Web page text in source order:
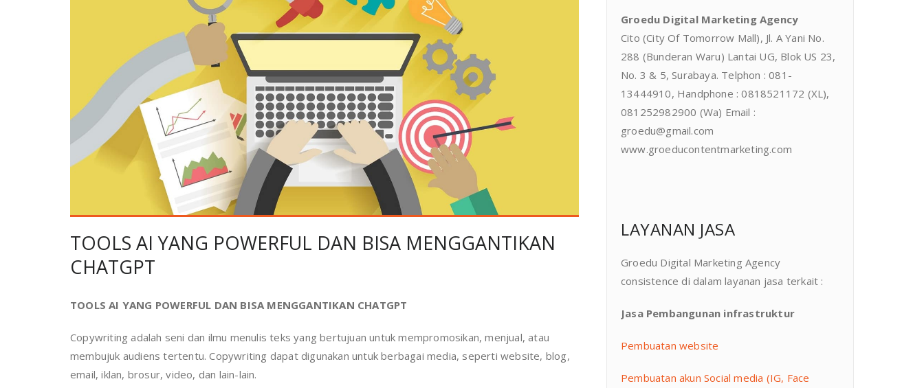
TOOLS AI YANG POWERFUL DAN BISA MENGGANTIKAN
CHATGPT
TOOLS AI YANG POWERFUL DAN BISA MENGGANTIKAN CHATGPT
Copywriting adalah seni dan ilmu menulis teks yang bertujuan untuk mempromosikan, menjual, atau
membujuk audiens tertentu. Copywriting dapat digunakan untuk berbagai media, seperti website, blog,
email, iklan, brosur, video, dan lain-lain.
Groedu Digital Marketing Agency
Cito (City Of Tomorrow Mall), Jl. A Yani No.
288 (Bunderan Waru) Lantai UG, Blok US 23,
No. 3 & 5, Surabaya. Telphon : 081-
13444910, Handphone : 0818521172 (XL),
081252982900 (Wa) Email :
groedu@gmail.com
www.groeducontentmarketing.com
LAYANAN JASA
Groedu Digital Marketing Agency
consistence di dalam layanan jasa terkait :
Jasa Pembangunan infrastruktur
Pembuatan website
Pembuatan akun Social media (IG, Face